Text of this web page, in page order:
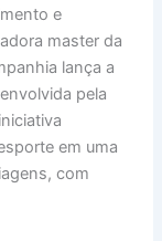
e
master da
lança a
pela
em uma
com